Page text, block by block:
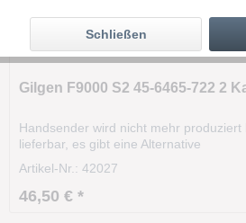
Gilgen F9000 S2 45-6465-722 2
Handsender wird nicht mehr produziert
lieferbar, es gibt eine Alternative
Artikel-Nr.: 42027
46,50 € *
Schließen